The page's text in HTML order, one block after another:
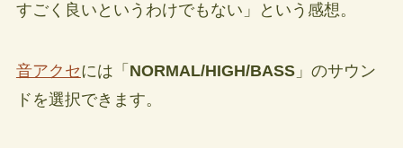
すごく良いというわけでもない」という感想。
音アクセには「 NORMAL/HIGH/BASS」のサウン
ドを選択できます。